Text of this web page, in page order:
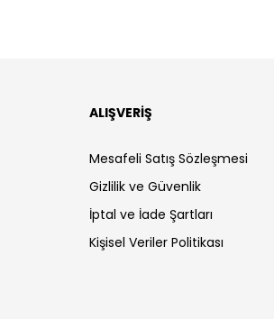
ALIŞVERİŞ
Mesafeli Satış Sözleşmesi
Gizlilik ve Güvenlik
İptal ve İade Şartları
Kişisel Veriler Politikası